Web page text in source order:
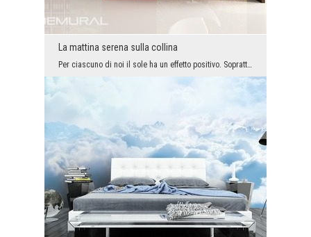
La mattina serena sulla collina